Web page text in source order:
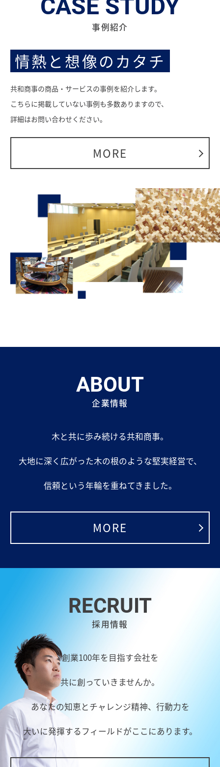
CASE STUDY
事例紹介
情熱と想像のカタチ
共和商事の商品・サービスの事例を紹介します。
こちらに掲載していない事例も多数ありますので、
詳細はお問い合わせください。
MORE
ABOUT
企業情報
木と共に歩み続ける共和商事。
大地に深く広がった木の根のような堅実経営で、
信頼という年輪を重ねてきました。
MORE
RECRUIT
採用情報
創業100年を目指す会社を
共に創っていきませんか。
あなたの知恵とチャレンジ精神、行動力を
大いに発揮するフィールドがここにあります。